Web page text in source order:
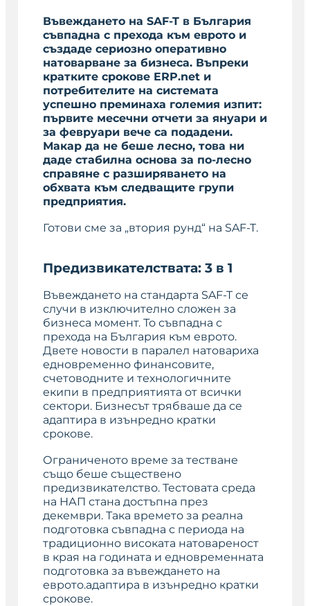
Въвеждането на SAF-T в България
съвпадна с прехода към еврото и
създаде сериозно оперативно
натоварване за бизнеса. Въпреки
кратките срокове ERP.net и
потребителите на системата
успешно преминаха големия изпит:
първите месечни отчети за януари и
за февруари вече са подадени.
Макар да не беше лесно, това ни
даде стабилна основа за по-лесно
справяне с разширяването на
обхвата към следващите групи
предприятия.
Готови сме за „втория рунд“ на SAF-T.
Предизвикателствата: 3 в 1
Въвеждането на стандарта SAF-T се
случи в изключително сложен за
бизнеса момент. То съвпадна с
прехода на България към еврото.
Двете новости в паралел натовариха
едновременно финансовите,
счетоводните и технологичните
екипи в предприятията от всички
сектори. Бизнесът трябваше да се
адаптира в изънредно кратки
срокове.
Ограниченото време за тестване
също беше съществено
предизвикателство. Тестовата среда
на НАП стана достъпна през
декември. Така времето за реална
подготовка съвпадна с периода на
традиционно високата натовареност
в края на годината и едновременната
подготовка за въвеждането на
еврото.адаптира в изънредно кратки
срокове.